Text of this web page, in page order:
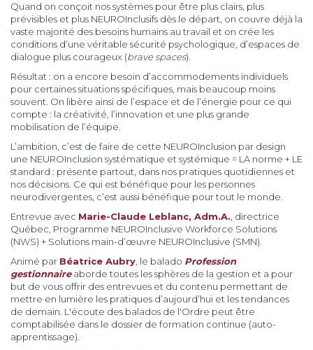
Quand on conçoit nos systèmes pour être plus clairs, plus
prévisibles et plus NEUROInclusifs dès le départ, on couvre déjà la
vaste majorité des besoins humains au travail et on crée les
conditions d’une véritable sécurité psychologique, d’espaces de
dialogue plus courageux (brave spaces).
Résultat : on a encore besoin d’accommodements individuels
pour certaines situations spécifiques, mais beaucoup moins
souvent. On libère ainsi de l’espace et de l’énergie pour ce qui
compte : la créativité, l’innovation et une plus grande
mobilisation de l’équipe.
L’ambition, c’est de faire de cette NEUROInclusion par design
une NEUROInclusion systématique et systémique = LA norme + LE
standard : présente partout, dans nos pratiques quotidiennes et
nos décisions. Ce qui est bénéfique pour les personnes
neurodivergentes, c’est aussi bénéfique pour tout le monde.
Entrevue avec Marie-Claude Leblanc, Adm.A. , directrice
Québec, Programme NEUROInclusive Workforce Solutions
(NWS) + Solutions main-d’œuvre NEUROInclusive (SMN).
Animé par Béatrice Aubry , le balado Profession
gestionnaireaborde toutes les sphères de la gestion et a pour
but de vous offrir des entrevues et du contenu permettant de
mettre en lumière les pratiques d’aujourd’hui et les tendances
de demain. L'écoute des balados de l'Ordre peut être
comptabilisée dans le dossier de formation continue (auto-
apprentissage).